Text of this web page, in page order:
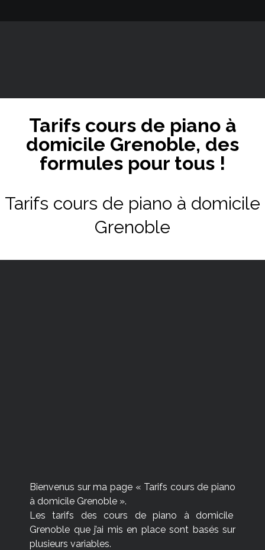
Tarifs cours de piano à
domicile Grenoble, des
formules pour tous !
Tarifs cours de piano à domicile
Grenoble
Bienvenus sur ma page « Tarifs cours de piano
à domicile Grenoble ».
Les tarifs des cours de piano à domicile
Grenoble que j’ai mis en place sont basés sur
plusieurs variables.